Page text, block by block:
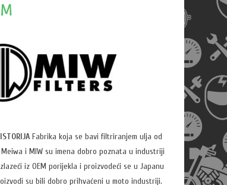
Fabrika koja se bavi filtriranjem ulja od
Meiwa i MIW su imena dobro poznata u industriji
iz OEM porijekla i proizvodeći se u Japanu
su bili dobro prihvaćeni u moto industriji.